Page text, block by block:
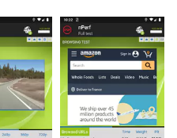
atliekami realiomis
ir jūs norite įsitraukti,
į savo išmanųjį
tuo išsamesni bus
rodomi
taikomos prieš